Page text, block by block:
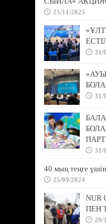
25/11/2025
31/
31/
31/
40 мың теңге
25/09/2024
NUR
ПЕН
20/